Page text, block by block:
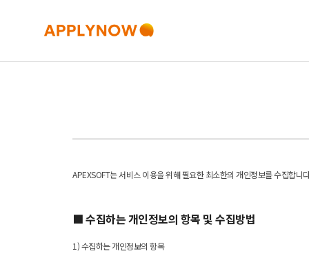
APEXSOFT는 서비스 이용을 위해 필요한 최소한의 개인정보를 수집합니
■ 수집하는 개인정보의 항목 및 수집방법
1) 수집하는 개인정보의 항목